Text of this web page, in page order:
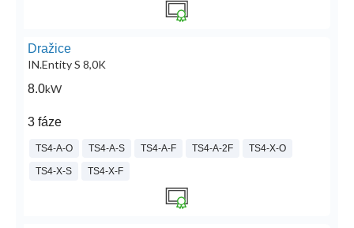
Dražice
IN.Entity S 8,0K
8.0kW
3 fáze
TS4-A-O TS4-A-S TS4-A-F TS4-A-2F TS4-X-O
TS4-X-S TS4-X-F